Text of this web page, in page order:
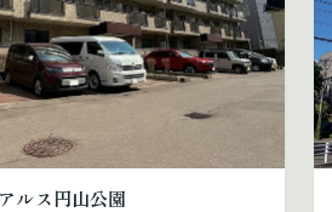
ルス円山公園